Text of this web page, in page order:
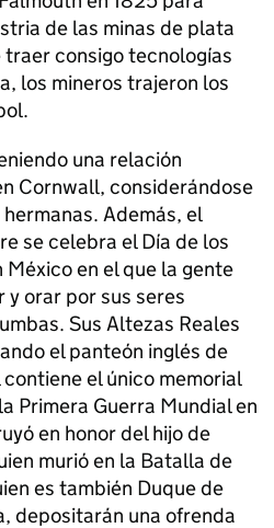
de las minas de plata
consigo tecnologías
los mineros trajeron los
una relación
Cornwall, considerándose
Además, el
se celebra el Día de los
en el que la gente
orar por sus seres
Sus Altezas Reales
el panteón inglés de
el único memorial
Primera Guerra Mundial en
en honor del hijo de
murió en la Batalla de
es también Duque de
depositarán una ofrenda